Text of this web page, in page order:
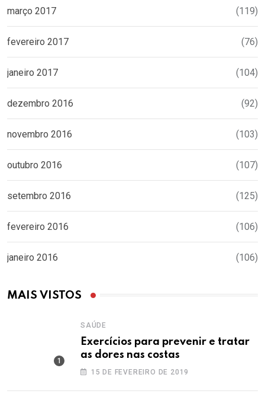
março 2017 (119)
fevereiro 2017 (76)
janeiro 2017 (104)
dezembro 2016 (92)
novembro 2016 (103)
outubro 2016 (107)
setembro 2016 (125)
fevereiro 2016 (106)
janeiro 2016 (106)
MAIS VISTOS
SAÚDE
Exercícios para prevenir e tratar
as dores nas costas
15 DE FEVEREIRO DE 2019